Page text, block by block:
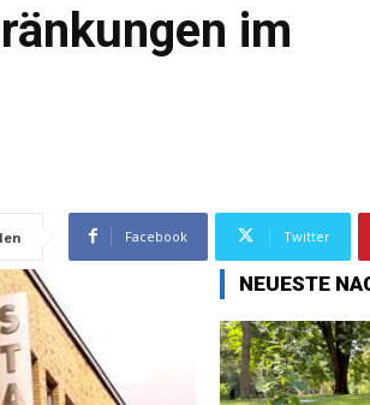
im
Facebook Twitter
NEUESTE